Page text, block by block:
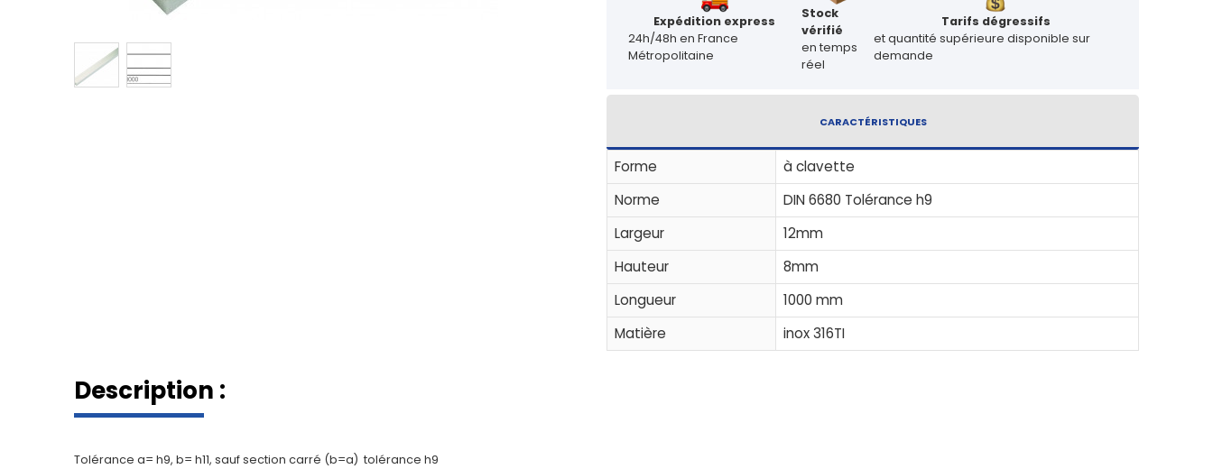
Expédition express
24h/48h en France
Métropolitaine
Stock
vérifié
en temps
réel
Tarifs dégressifs
et quantité supérieure disponible sur
demande
CARACTÉRISTIQUES
Forme
à clavette
Norme
DIN 6680 Tolérance h9
Largeur
12mm
Hauteur
8mm
Longueur
1000 mm
Matière
inox 316TI
Description :
Tolérance a= h9, b= h11, sauf section carré (b=a) tolérance h9